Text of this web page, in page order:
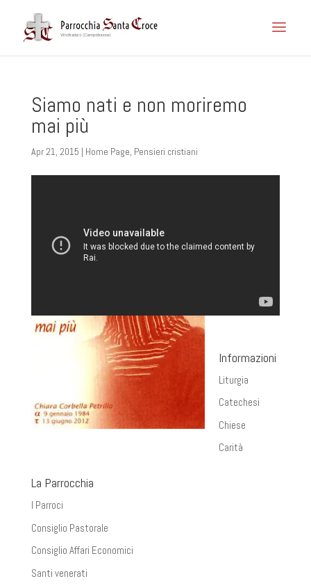
Siamo nati e non moriremo
mai più
Apr 21, 2015 | Home Page, Pensieri cristiani
Informazioni
Liturgia
Catechesi
Chiese
Carità
La Parrocchia
I Parroci
Consiglio Pastorale
Consiglio Affari Economici
Santi venerati